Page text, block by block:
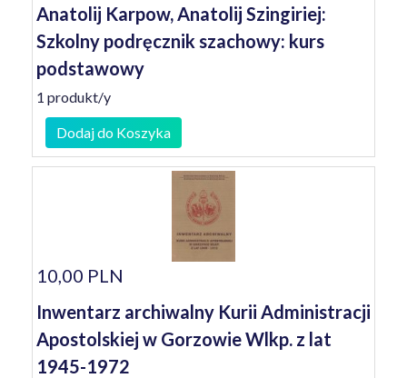
Anatolij Karpow, Anatolij Szingiriej:
Szkolny podręcznik szachowy: kurs
podstawowy
1 produkt/y
Dodaj do Koszyka
10,00 PLN
Inwentarz archiwalny Kurii Administracji
Apostolskiej w Gorzowie Wlkp. z lat
1945-1972